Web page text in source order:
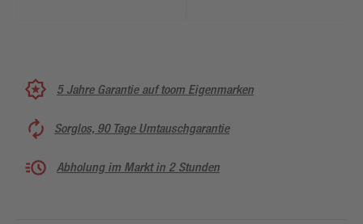
5 Jahre Garantie auf toom Eigenmarken
Sorglos, 90 Tage Umtauschgarantie
Abholung im Markt in 2 Stunden